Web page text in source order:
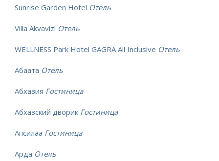
Sunrise Garden Hotel Отель
Villa Akvavizi Отель
WELLNESS Park Hotel GAGRA All Inclusive Отель
Абаата Отель
Абхазия Гостиница
Абхазский дворик Гостиница
Апсилаа Гостиница
Арда Отель